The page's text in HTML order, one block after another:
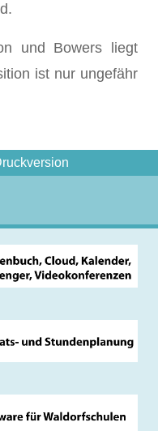
und Bowers liegt
ist nur ungefähr